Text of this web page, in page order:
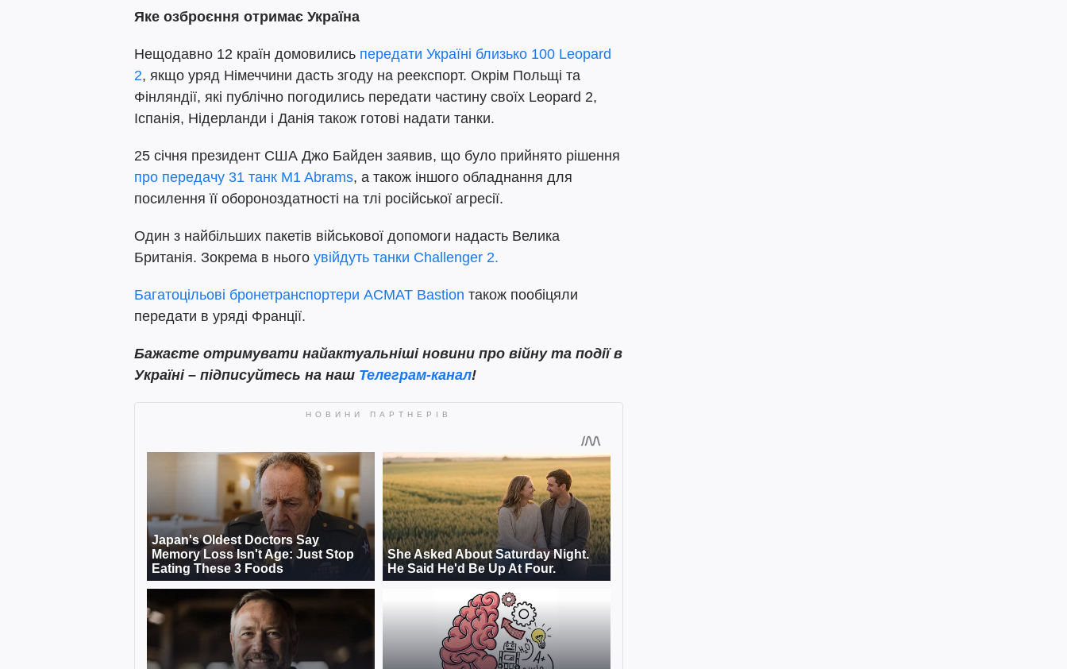
Яке озброєння отримає Україна
Нещодавно 12 країн домовились передати Україні близько 100 Leopard
2, якщо уряд Німеччини дасть згоду на реекспорт. Окрім Польщі та
Фінляндії, які публічно погодились передати частину своїх Leopard 2,
Іспанія, Нідерланди і Данія також готові надати танки.
25 січня президент США Джо Байден заявив, що було прийнято рішення
про передачу 31 танк M1 Abrams, а також іншого обладнання для
посилення її обороноздатності на тлі російської агресії.
Один з найбільших пакетів військової допомоги надасть Велика
Британія. Зокрема в нього увійдуть танки Challenger 2.
Багатоцільові бронетранспортери ACMAT Bastion також пообіцяли
передати в уряді Франції.
Бажаєте отримувати найактуальніші новини про війну та події в
Україні – підписуйтесь на наш Телеграм-канал!